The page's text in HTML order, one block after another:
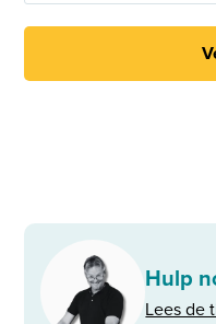
Hulp
Lees de